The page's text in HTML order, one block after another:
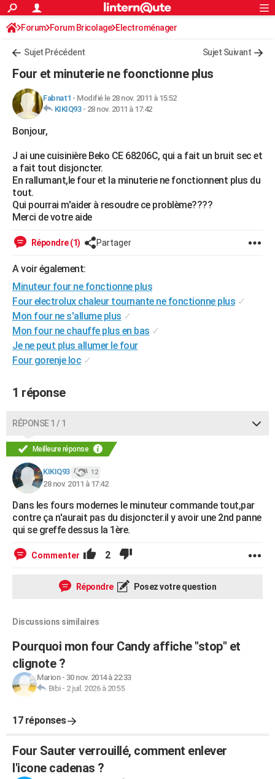
ACTUALITÉS
Politique
Société
Faits Divers
Education
Monde
Villes
+
FINANCE
Retraite
Impôts
Epargne
Immobilier
Risques naturels par ville
Banque
Assurance
Crédit
AUTO
Essais
Réserver un essai
Citadines
Berlines
SUV
Forum auto
+HIGH-TECH
Mobiles
Meilleur smartphone
Internet
Ordinateurs
Jeux vidéo
Guide high-tech
+BRICOLAGE
Forum
Aménagement intérieur
Extérieur
Cuisine
Salle de bains
Jardinage
Rangement
WEEK-END
Guides de France
Escapades
Patrimoine
Expositions
Musées
Week-end nature
+LIFESTYLE
Art de vivre
Bien-être
Loisirs
Mode
Modes de vie
SANTE
VOYAGE
Destinations
City break
Voyage nature
Voyage de noces
Forum
Climat
PHOTO
GUIDES D'ACHAT
BONS PLANS
CARTE DE VOEUX
Carte de Noël
Carte Bonne année
Carte Saint-Valentin
Carte Pâques
Carte d'anniversaire
DICTIONNAIRE
S'inscrire
Se connecter
Lycées
Collèges
Primaires
Universités
Entreprises
Service militaire
Avis de recherche
AVIS DE DÉCÈS
FORUM
Bricolage
Lifestyle
Culture
Sport
Auto
Television
Voyage
Cinema
S'inscrire
Connexion
Forum Forum Bricolage Electroménager
Sujet Précédent Sujet Suivant
Four et minuterie ne foonctionne plus
Fabnat1 - Modifié le 28 nov. 2011 à 15:52
KIKIQ93- 28 nov. 2011 à 17:42
Bonjour,
J ai une cuisinière Beko CE 68206C, qui a fait un bruit sec et
a fait tout disjoncter.
En rallumant,le four et la minuterie ne fonctionnent plus du
tout.
Qui pourrai m'aider à resoudre ce problème????
Merci de votre aide
Répondre (1) Partager
A voir également:
Minuteur four ne fonctionne plus
Four electrolux chaleur tournante ne fonctionne plus ✓
Mon four ne s'allume plus ✓
Mon four ne chauffe plus en bas ✓
Je ne peut plus allumer le four
Four gorenje loc ✓
1 réponse
RÉPONSE 1 / 1
Meilleure réponse
KIKIQ93 12
28 nov. 2011 à 17:42
Dans les fours modernes le minuteur commande tout,par
contre ça n'aurait pas du disjoncter.il y avoir une 2nd panne
qui se greffe dessus la 1ère.
Commenter 2
Répondre Posez votre question
Discussions similaires
Pourquoi mon four Candy affiche "stop" et
clignote ?
Marion- 30 nov. 2014 à 22:33
Bibi- 2 juil. 2026 à 20:55
17 réponses
Four Sauter verrouillé, comment enlever
l'icone cadenas ?